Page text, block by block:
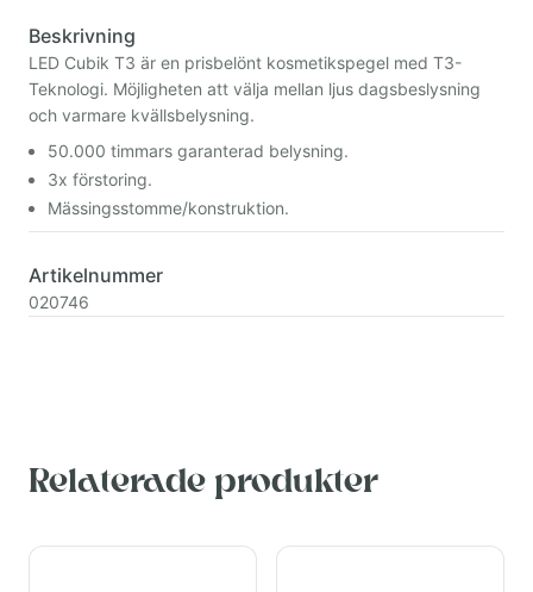
Beskrivning
LED Cubik T3 är en prisbelönt kosmetikspegel med T3-
Teknologi. Möjligheten att välja mellan ljus dagsbeslysning
och varmare kvällsbelysning.
50.000 timmars garanterad belysning.
3x förstoring.
Mässingsstomme/konstruktion.
Artikelnummer
020746
Relaterade produkter